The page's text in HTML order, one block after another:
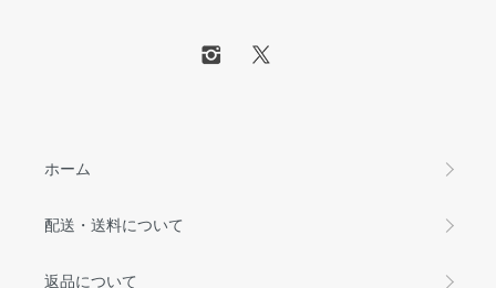
ホーム
配送・送料について
返品について